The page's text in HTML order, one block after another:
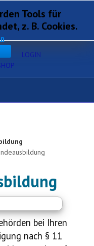
LOGIN
Tools für
z. B. Cookies.
bei Ihren
nach § 11